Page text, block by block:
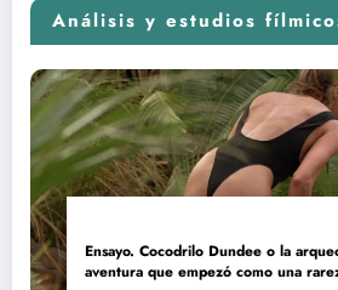
Análisis y estudios
Ensayo. Cocodrilo Dundee o la
aventura que empezó como una